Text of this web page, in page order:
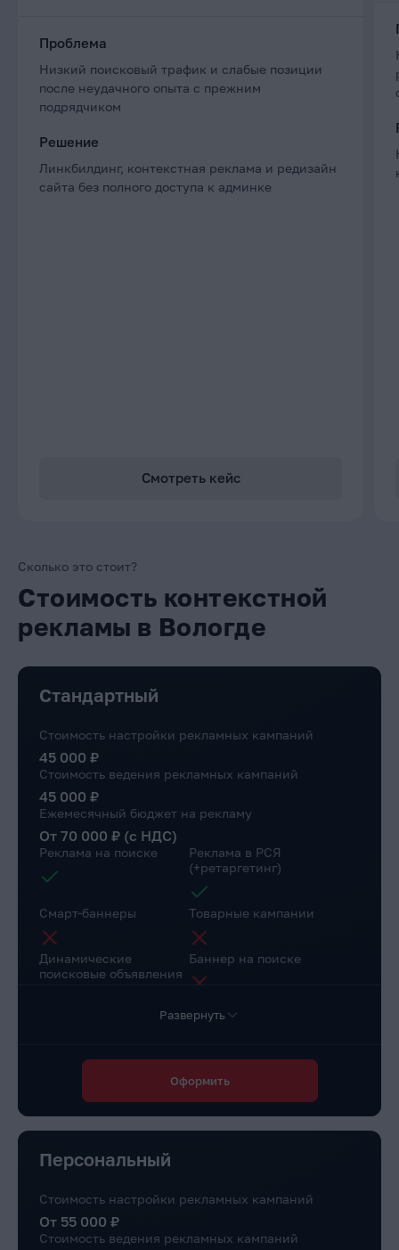
Смотреть кейс
Проблема
Низкий поисковый трафик и слабые позиции
после неудачного опыта с прежним
подрядчиком
Решение
Линкбилдинг, контекстная реклама и редизайн
сайта без полного доступа к админке
Сколько это стоит?
Стоимость контекстной
рекламы в Вологде
Стандартный
Стоимость настройки рекламных кампаний
45 000 ₽
Стоимость ведения рекламных кампаний
45 000 ₽
Ежемесячный бюджет на рекламу
От 70 000 ₽ (с НДС)
Реклама на поиске
Реклама в РСЯ
(+ретаргетинг)
Смарт-баннеры Товарные кампании
Динамические
поисковые объявления
Баннер на поиске
Коллтрекинг в подарок
Повышение конверсии сайта
Через рекомендации
Доступ в личный
кабинет клиента
Маркировка рекламы
Развернуть
Оформить
Персональный
Стоимость настройки рекламных кампаний
От 55 000 ₽
Стоимость ведения рекламных кампаний